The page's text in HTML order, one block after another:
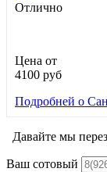
Отлично
Цена от
4100 руб
Подробней о
Давайте мы
Ваш сотовый